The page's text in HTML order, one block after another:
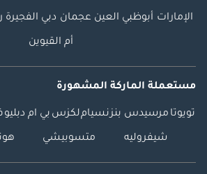
الإمارات أبوظبي العين عجمان دبي الفجيرة
أم القيوين
مستعملة الماركة المشهورة
تويوتا مرسيدس بنزنسياملكزس بي ام دبليو
شيفروليه متسوبيشي